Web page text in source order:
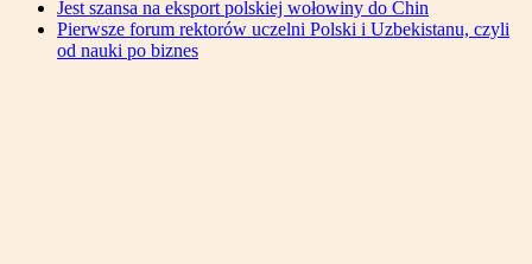
Jest szansa na eksport polskiej wołowiny do Chin
Pierwsze forum rektorów uczelni Polski i Uzbekistanu, czyli
od nauki po biznes